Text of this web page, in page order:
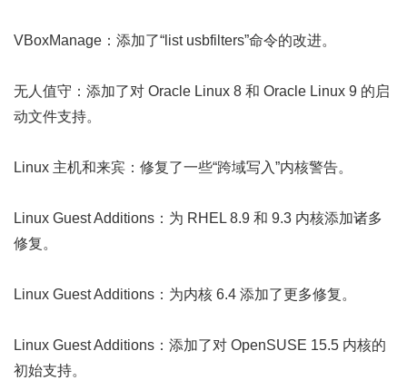
VBoxManage：添加了“list usbfilters”命令的改进。
无人值守：添加了对 Oracle Linux 8 和 Oracle Linux 9 的启
动文件支持。
Linux 主机和来宾：修复了一些“跨域写入”内核警告。
Linux Guest Additions：为 RHEL 8.9 和 9.3 内核添加诸多
修复。
Linux Guest Additions：为内核 6.4 添加了更多修复。
Linux Guest Additions：添加了对 OpenSUSE 15.5 内核的
初始支持。